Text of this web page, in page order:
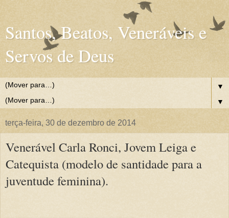
Santos, Beatos, Veneráveis e
Servos de Deus
▼
▼
terça-feira, 30 de dezembro de 2014
Venerável Carla Ronci, Jovem Leiga e
Catequista (modelo de santidade para a
juventude feminina).